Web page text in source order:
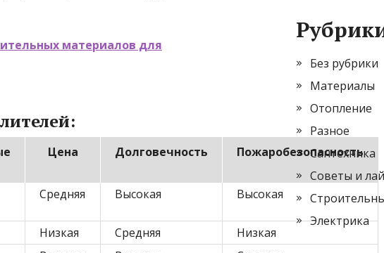
материалов для
Цена Долговечность Пожаробезопасность
Средняя Высокая Высокая
Низкая Средняя
Низкая
Без рубрики
Материалы
Отопление
Разное
Сантехника
Советы и
Электрика